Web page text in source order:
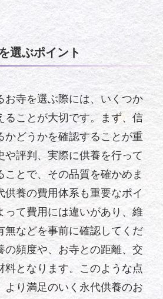
選ぶポイント
お寺を選ぶ際には、いくつか
ることが大切です。まず、信
かどうかを確認することが重
や評判、実際に供養を行って
ことで、その品質を確かめま
供養の費用体系も重要なポイ
って費用には違いがあり、維
無などを事前に確認してくだ
の頻度や、お寺との距離、交
料となります。このような点
より満足のいく永代供養のお